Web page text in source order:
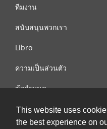
This website uses
the best experience on
ทีมงาน
สนับสนุนพวกเรา
Libro
ความเป็นส่วนตัว
ข้อกำหนด
ติดต่อเรา